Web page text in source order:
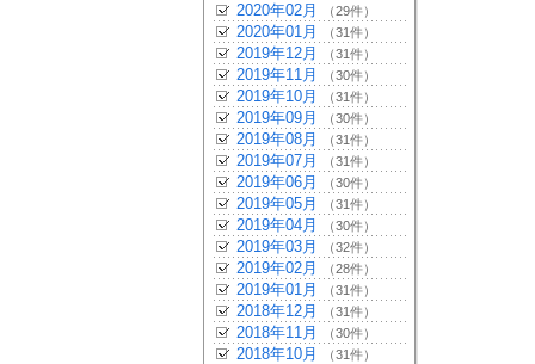
2020年02月 （29件）
2020年01月 （31件）
2019年12月 （31件）
2019年11月 （30件）
2019年10月 （31件）
2019年09月 （30件）
2019年08月 （31件）
2019年07月 （31件）
2019年06月 （30件）
2019年05月 （31件）
2019年04月 （30件）
2019年03月 （32件）
2019年02月 （28件）
2019年01月 （31件）
2018年12月 （31件）
2018年11月 （30件）
2018年10月 （31件）